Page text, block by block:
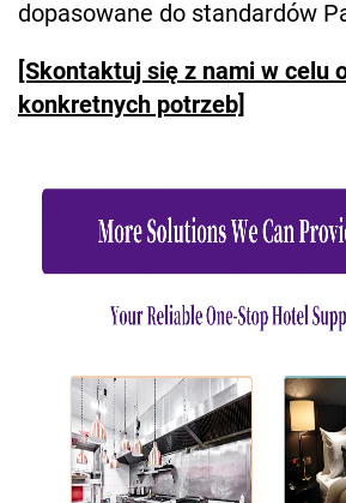
dopasowane do standardów
[Skontaktuj się z nami w celu
konkretnych potrzeb]